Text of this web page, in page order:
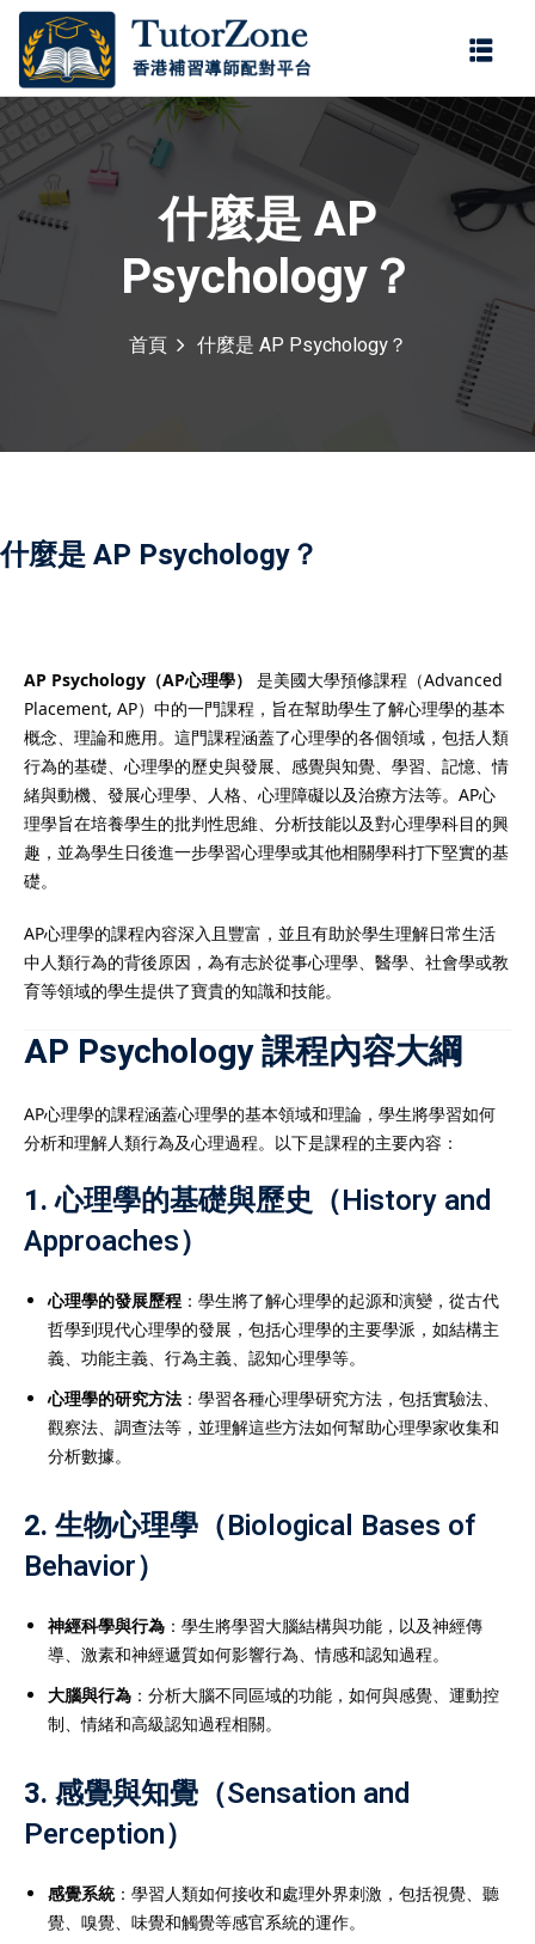
什麼是 AP
Psychology？
首頁 什麼是 AP Psychology？
什麼是 AP Psychology？
AP Psychology（AP心理學）
是美國大學預修課程（Advanced
Placement, AP）中的一門課程，旨在幫助學生了解心理學的基本
概念、理論和應用。這門課程涵蓋了心理學的各個領域，包括人類
行為的基礎、心理學的歷史與發展、感覺與知覺、學習、記憶、情
緒與動機、發展心理學、人格、心理障礙以及治療方法等。AP心
理學旨在培養學生的批判性思維、分析技能以及對心理學科目的興
趣，並為學生日後進一步學習心理學或其他相關學科打下堅實的基
礎。
AP心理學的課程內容深入且豐富，並且有助於學生理解日常生活
中人類行為的背後原因，為有志於從事心理學、醫學、社會學或教
育等領域的學生提供了寶貴的知識和技能。
AP Psychology 課程內容大綱
AP心理學的課程涵蓋心理學的基本領域和理論，學生將學習如何
分析和理解人類行為及心理過程。以下是課程的主要內容：
1.心理學的基礎與歷史（History and
Approaches）
心理學的發展歷程 ：學生將了解心理學的起源和演變，從古代
哲學到現代心理學的發展，包括心理學的主要學派，如結構主
義、功能主義、行為主義、認知心理學等。
心理學的研究方法 ：學習各種心理學研究方法，包括實驗法、
觀察法、調查法等，並理解這些方法如何幫助心理學家收集和
分析數據。
2. 生物心理學（Biological Bases of
Behavior）
神經科學與行為 ：學生將學習大腦結構與功能，以及神經傳
導、激素和神經遞質如何影響行為、情感和認知過程。
大腦與行為 ：分析大腦不同區域的功能，如何與感覺、運動控
制、情緒和高級認知過程相關。
3. 感覺與知覺（Sensation and
Perception）
感覺系統：學習人類如何接收和處理外界刺激，包括視覺、聽
覺、嗅覺、味覺和觸覺等感官系統的運作。
登錄
忘記密碼?